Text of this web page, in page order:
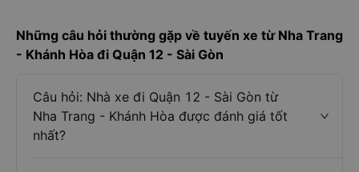
Những câu hỏi thường gặp về tuyến xe từ Nha Trang
- Khánh Hòa đi Quận 12 - Sài Gòn
Câu hỏi: Nhà xe đi Quận 12 - Sài Gòn từ
Nha Trang - Khánh Hòa được đánh giá tốt
nhất?